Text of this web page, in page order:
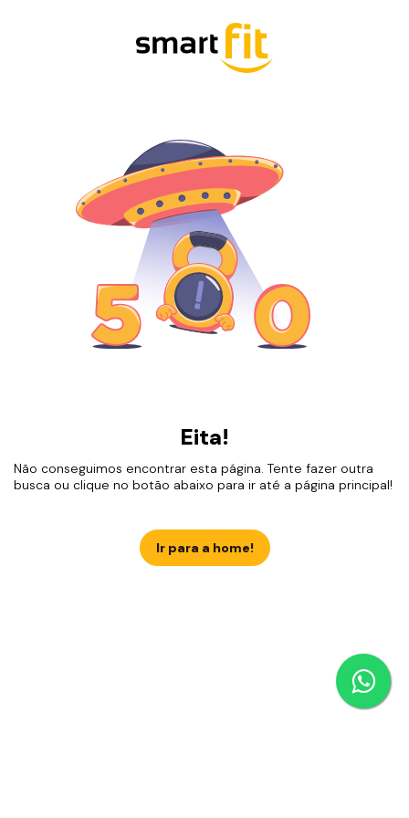
Eita!
Não conseguimos encontrar esta página. Tente fazer outra
busca ou clique no botão abaixo para ir até a página principal!
Ir para a home!